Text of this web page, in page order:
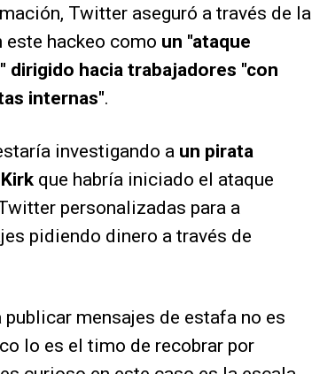
Twitter aseguró a través de la
hackeo como un "ataque
dirigido hacia trabajadores "con
internas".
investigando a un pirata
que habría iniciado el ataque
personalizadas para a
pidiendo dinero a través de
mensajes de estafa no es
lo es el timo de recobrar por